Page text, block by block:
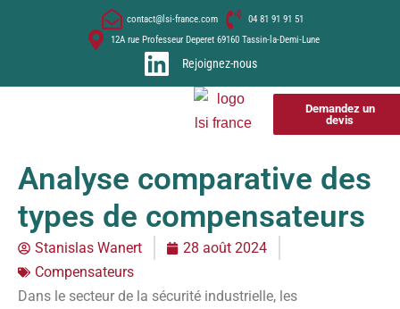
contact@lsi-france.com
04 81 91 91 51
12A rue Professeur Deperet 69160 Tassin-la-Demi-Lune
Rejoignez-nous
Demandez un
devis
Analyse comparative des
types de compensateurs
Stanislas Wanert
28 août 2024
Compensateurs
Dans le secteur de la sécurité industrielle, les